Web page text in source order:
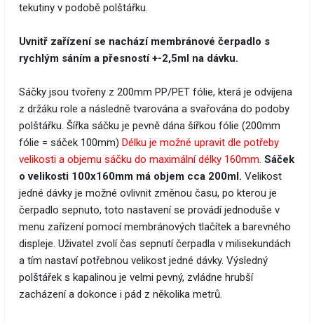
tekutiny v podobě polštářku.
Uvnitř zařízení se nachází membránové čerpadlo s
rychlým sáním a přesností +-2,5ml na dávku.
Sáčky jsou tvořeny z 200mm PP/PET fólie, která je odvíjena
z držáku role a následně tvarována a svařována do podoby
polštářku. Šířka sáčku je pevně dána šířkou fólie (200mm
fólie = sáček 100mm) Délku je možné upravit dle potřeby
velikosti a objemu sáčku do maximální délky 160mm. Sáček
o velikosti 100x160mm má objem cca 200ml. Velikost
jedné dávky je možné ovlivnit změnou času, po kterou je
čerpadlo sepnuto, toto nastavení se provádí jednoduše v
menu zařízení pomocí membránových tlačítek a barevného
displeje. Uživatel zvolí čas sepnutí čerpadla v milisekundách
a tím nastaví potřebnou velikost jedné dávky. Výsledný
polštářek s kapalinou je velmi pevný, zvládne hrubší
zacházení a dokonce i pád z několika metrů.